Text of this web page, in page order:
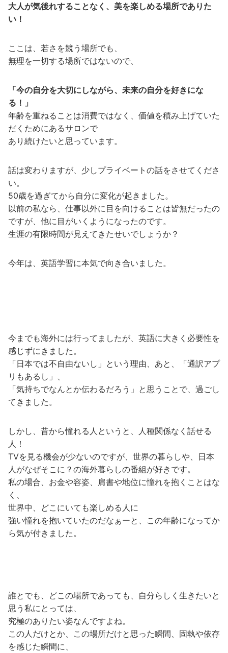
大人が気後れすることなく、美を楽しめる場所でありた
い！
ここは、若さを競う場所でも、
無理を一切する場所ではないので、
「今の自分を大切にしながら、未来の自分を好きにな
る！」
年齢を重ねることは消費ではなく、価値を積み上げていた
だくためにあるサロンで
あり続けたいと思っています。
話は変わりますが、少しプライベートの話をさせてくださ
い。
50歳を過ぎてから自分に変化が起きました。
以前の私なら、仕事以外に目を向けることは皆無だったの
ですが、他に目がいくようになったのです。
生涯の有限時間が見えてきたせいでしょうか？
今年は、英語学習に本気で向き合いました。
今までも海外には行ってましたが、英語に大きく必要性を
感じずにきました。
「日本では不自由ないし」という理由、あと、「通訳アプ
リもあるし」、
「気持ちでなんとか伝わるだろう」と思うことで、過ごし
てきました。
しかし、昔から憧れる人というと、人種関係なく話せる
人！
TVを見る機会が少ないのですが、世界の暮らしや、日本
人がなぜそこに？の海外暮らしの番組が好きです。
私の場合、お金や容姿、肩書や地位に憧れを抱くことはな
く、
世界中、どこにいても楽しめる人に
強い憧れを抱いていたのだなぁーと、この年齢になってか
ら気が付きました。
誰とでも、どこの場所であっても、自分らしく生きたいと
思う私にとっては、
究極のありたい姿なんですよね。
この人だけとか、この場所だけと思った瞬間、固執や依存
を感じた瞬間に、